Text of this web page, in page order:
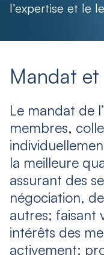
l’expertise et le
Mandat et
Le mandat de
membres,
la meilleure
assurant des
négociation,
autres; faisant
intérêts des
activement;